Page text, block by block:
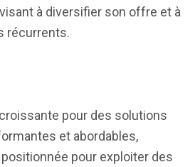
à diversifier son offre et à
récurrents.
pour des solutions
et abordables,
positionnée pour exploiter des